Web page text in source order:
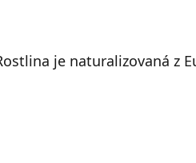
je naturalizovaná z